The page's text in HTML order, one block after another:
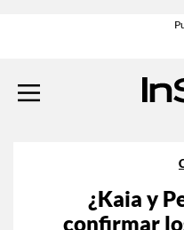
¿Kaia y
confirmar